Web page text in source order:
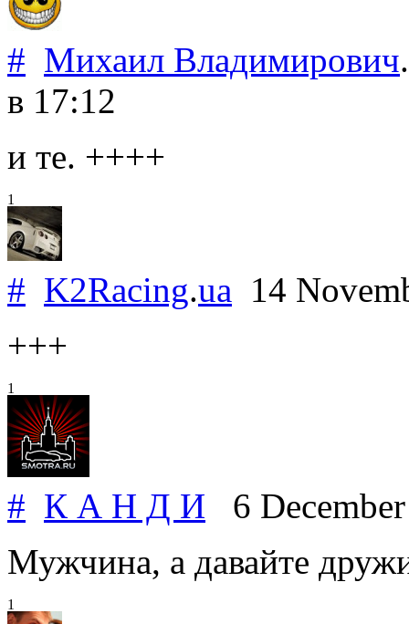
# Михаил Владимирович.
в 17:12
и те. ++++
1
# K2Racing.ua 14
+++
1
# К А Н Д И 6
Мужчина, а давайте
1